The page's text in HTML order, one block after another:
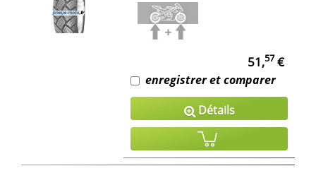
51,57 €
enregistrer et comparer
Détails